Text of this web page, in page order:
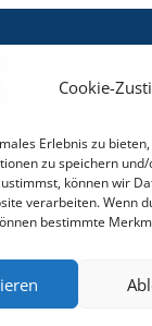
Cookie-
Erlebnis zu
zu speichern
können wir
verarbeiten. Wenn
bestimmte
1.